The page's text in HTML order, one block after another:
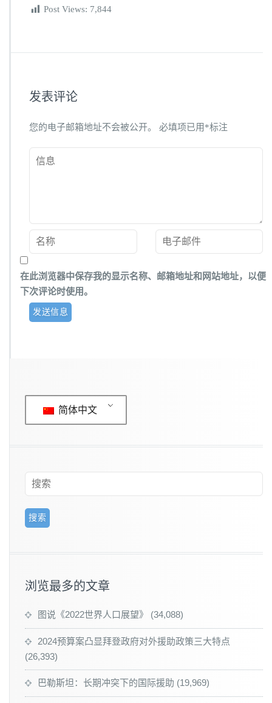
Post Views: 7,844
发表评论
您的电子邮箱地址不会被公开。 必填项已用*标注
在此浏览器中保存我的显示名称、邮箱地址和网站地址，以便
下次评论时使用。
简体中文
浏览最多的文章
图说《2022世界人口展望》 (34,088)
2024预算案凸显拜登政府对外援助政策三大特点
(26,393)
巴勒斯坦：长期冲突下的国际援助 (19,969)